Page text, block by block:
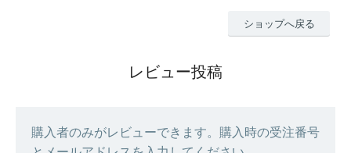
ショップへ戻る
レビュー投稿
購入者のみがレビューできます。購入時の受注番号